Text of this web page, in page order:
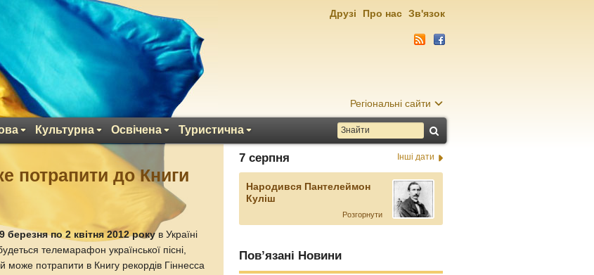
Регіональні сайти
Культурна Освічена Туристична
Друзі Про нас Зв'язок
потрапити до Книги
березня по 2 квітня 2012 рокув Україні
телемарафон української пісні,
може потрапити в Книгу рекордів Гіннесса
7 серпня Інші дати
Народився Пантелеймон
Куліш
Розгорнути
Пов’язані Новини